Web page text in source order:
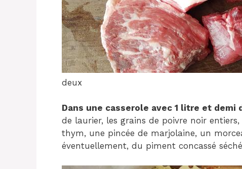
deux
Dans une casserole avec 1 litre et demi
de laurier, les grains de poivre noir
thym, une pincée de marjolaine, un
éventuellement, du piment concassé